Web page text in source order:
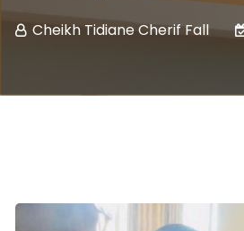
Cheikh Tidiane Cherif Fall